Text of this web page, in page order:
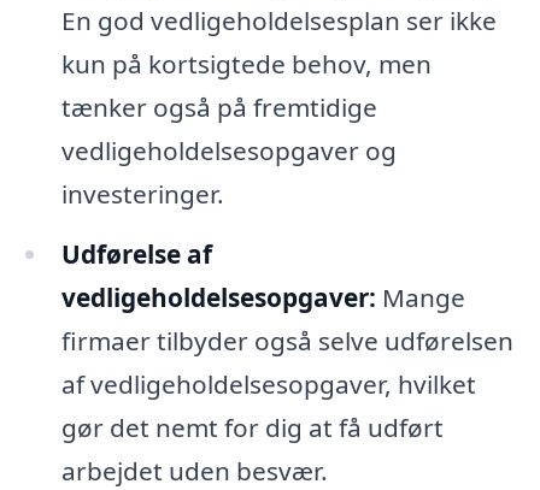
En god vedligeholdelsesplan ser ikke
kun på kortsigtede behov, men
tænker også på fremtidige
vedligeholdelsesopgaver og
investeringer.
Udførelse af
vedligeholdelsesopgaver: Mange
firmaer tilbyder også selve udførelsen
af vedligeholdelsesopgaver, hvilket
gør det nemt for dig at få udført
arbejdet uden besvær.